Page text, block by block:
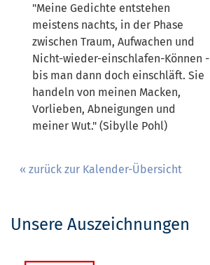
"Meine Gedichte entstehen
meistens nachts, in der Phase
zwischen Traum, Aufwachen und
Nicht-wieder-einschlafen-Können -
bis man dann doch einschläft. Sie
handeln von meinen Macken,
Vorlieben, Abneigungen und
meiner Wut." (Sibylle Pohl)
« zurück zur Kalender-Übersicht
Unsere Auszeichnungen